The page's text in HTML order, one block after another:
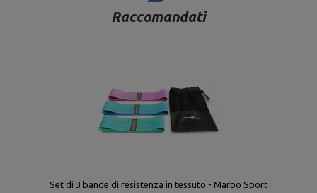
Raccomandati
Set di 3 bande di resistenza in tessuto - Marbo Sport